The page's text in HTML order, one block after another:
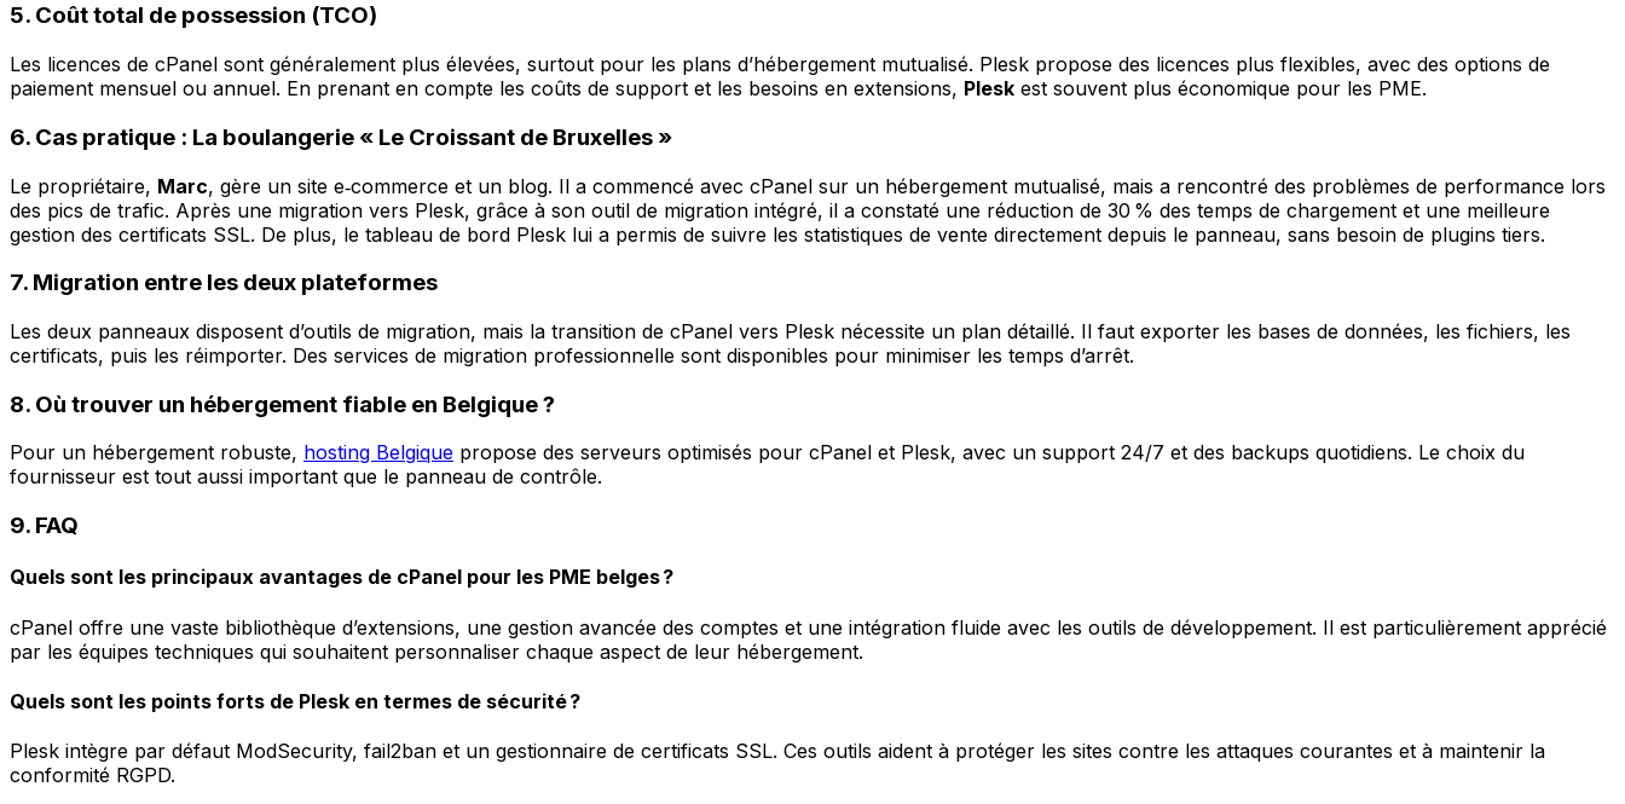
5. Coût total de possession (TCO)
Les licences de cPanel sont généralement plus élevées, surtout pour les plans d’hébergement mutualisé. Plesk propose des licences plus flexibles, avec des options de
paiement mensuel ou annuel. En prenant en compte les coûts de support et les besoins en extensions, Plesk est souvent plus économique pour les PME.
6. Cas pratique : La boulangerie « Le Croissant de Bruxelles »
Le propriétaire, Marc, gère un site e‑commerce et un blog. Il a commencé avec cPanel sur un hébergement mutualisé, mais a rencontré des problèmes de performance lors
des pics de trafic. Après une migration vers Plesk, grâce à son outil de migration intégré, il a constaté une réduction de 30 % des temps de chargement et une meilleure
gestion des certificats SSL. De plus, le tableau de bord Plesk lui a permis de suivre les statistiques de vente directement depuis le panneau, sans besoin de plugins tiers.
7. Migration entre les deux plateformes
Les deux panneaux disposent d’outils de migration, mais la transition de cPanel vers Plesk nécessite un plan détaillé. Il faut exporter les bases de données, les fichiers, les
certificats, puis les réimporter. Des services de migration professionnelle sont disponibles pour minimiser les temps d’arrêt.
8. Où trouver un hébergement fiable en Belgique ?
Pour un hébergement robuste, hosting Belgique propose des serveurs optimisés pour cPanel et Plesk, avec un support 24/7 et des backups quotidiens. Le choix du
fournisseur est tout aussi important que le panneau de contrôle.
9. FAQ
Quels sont les principaux avantages de cPanel pour les PME belges ?
cPanel offre une vaste bibliothèque d’extensions, une gestion avancée des comptes et une intégration fluide avec les outils de développement. Il est particulièrement apprécié
par les équipes techniques qui souhaitent personnaliser chaque aspect de leur hébergement.
Quels sont les points forts de Plesk en termes de sécurité ?
Plesk intègre par défaut ModSecurity, fail2ban et un gestionnaire de certificats SSL. Ces outils aident à protéger les sites contre les attaques courantes et à maintenir la
conformité RGPD.